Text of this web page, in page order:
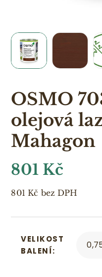
OSMO
olejová
Mahagon
801 Kč
801 Kč bez DPH
VELIKOST
BALENÍ